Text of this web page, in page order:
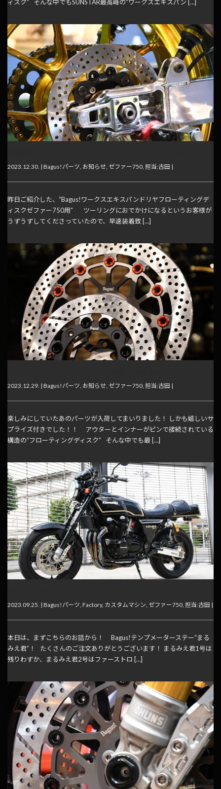
ィスク” そんな中でもSUNSTAR最高峰の“ワークスエキスパン […]
2023.12.30. | Bagus!パーツ, お知らせ, ゼファー750, 担当:古田 |
昨日ご紹介した、“Bagus!ワークスエキスパンドリヤフローティングデ
ィスクゼファー750用” ツーリングにおでかけになるというお客様が
うずうずしてくださっていたので、早速装着致 […]
2023.12.29. | Bagus!パーツ お知らせ ゼファー750 担当:古田 |
楽しみにしていたあのパーツが入荷してまいりました！ しかも嬉しいサ
プライズ付きでした！！ アウターとインナーがピンで接続されている
構造の“フローティングディスク” そんな中でも最 […]
2023.09.25. | Bagus!パーツ Factory, カスタムマシン ゼファー750 担当:古田 |
本日は、まずこちらのお話から！ Bagus!テンプメーターステー“まる
みえ君”！ たくさんのご注文ありがとうございます！ まるみえ君1号は
残りわずか、まるみえ君2号はファーストロ […]